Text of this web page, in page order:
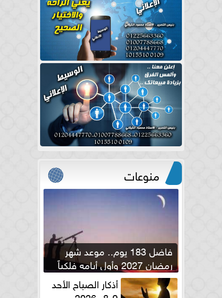
منوعات
فاضل 183 يوم.. موعد شهر
رمضان 2027 وأول أيامه فلكياً
أذكار الصباح الأحد